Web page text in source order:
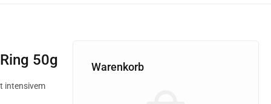
50g
intensivem
Warenkorb